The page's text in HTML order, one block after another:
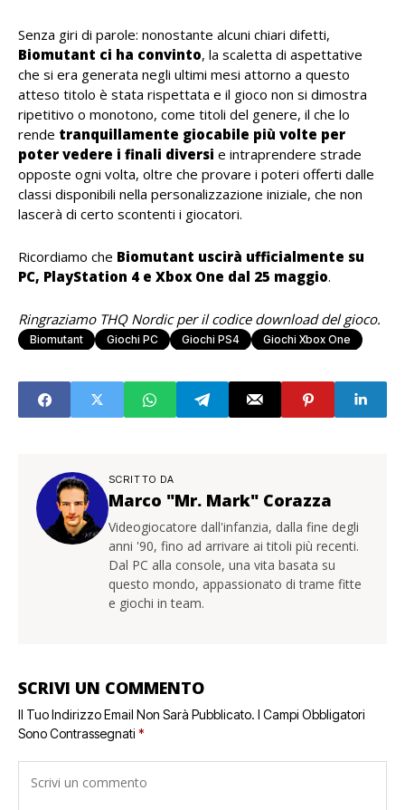
Senza giri di parole: nonostante alcuni chiari difetti,
Biomutant ci ha convinto, la scaletta di aspettative
che si era generata negli ultimi mesi attorno a questo
atteso titolo è stata rispettata e il gioco non si dimostra
ripetitivo o monotono, come titoli del genere, il che lo
rende tranquillamente giocabile più volte per
poter vedere i finali diversi e intraprendere strade
opposte ogni volta, oltre che provare i poteri offerti dalle
classi disponibili nella personalizzazione iniziale, che non
lascerà di certo scontenti i giocatori.
Ricordiamo che Biomutant uscirà ufficialmente su
PC, PlayStation 4 e Xbox One dal 25 maggio.
Ringraziamo THQ Nordic per il codice download del gioco.
Biomutant Giochi PC Giochi PS4 Giochi Xbox One
SCRITTO DA
Marco "Mr. Mark" Corazza
Videogiocatore dall'infanzia, dalla fine degli
anni '90, fino ad arrivare ai titoli più recenti.
Dal PC alla console, una vita basata su
questo mondo, appassionato di trame fitte
e giochi in team.
SCRIVI UN COMMENTO
Il Tuo Indirizzo Email Non Sarà Pubblicato. I Campi Obbligatori
Sono Contrassegnati *